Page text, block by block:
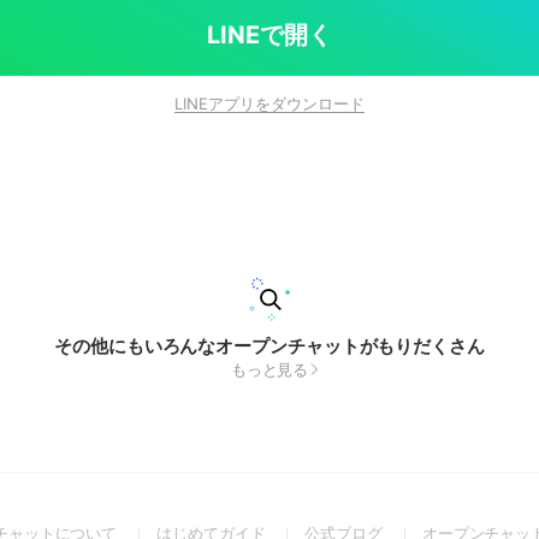
LINEで開く
LINEアプリをダウンロード
その他にもいろんなオープンチャットがもりだくさん
もっと見る
ャットについて (Openはじめてガイド (Open公式ブログ (Openオープンチャッ